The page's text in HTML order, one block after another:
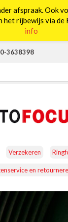
3638398
Verzekeren
en
afspraak. Ook
het rijbewijs via de
info